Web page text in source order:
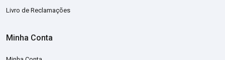
Livro de Reclamações
Minha Conta